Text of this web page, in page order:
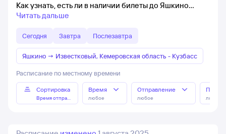
Как узнать, есть ли в наличии билеты до Яшкино
Читать дальше
Сегодня Завтра Послезавтра
Яшкино → Известковый, Кемеровская область - Кузбасс
Расписание по местному времени
Сортировка
Время отправления
Время
любое
Отправление
любое любое